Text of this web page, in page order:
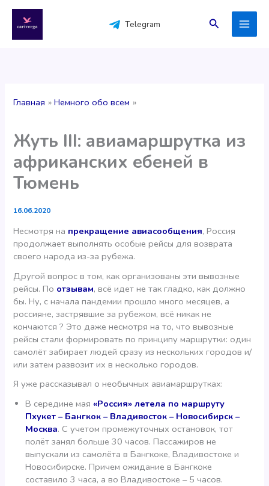
содержимому
Telegram Поиск
Главная Немного обо всем
Жуть III: авиамаршрутка из
африканских ебеней в
Тюмень
16.06.2020
Несмотря на прекращение авиасообщения, Россия
продолжает выполнять особые рейсы для возврата
своего народа из-за рубежа.
Другой вопрос в том, как организованы эти вывозные
рейсы. По отзывам, всё идет не так гладко, как должно
бы. Ну, с начала пандемии прошло много месяцев, а
россияне, застрявшие за рубежом, всё никак не
кончаются ? Это даже несмотря на то, что вывозные
рейсы стали формировать по принципу маршрутки: один
самолёт забирает людей сразу из нескольких городов и/
или затем развозит их в несколько городов.
Я уже рассказывал о необычных авиамаршрутках:
В середине мая«Россия» летела по маршруту
Пхукет – Бангкок – Владивосток – Новосибирск –
Москва. С учетом промежуточных остановок, тот
полёт занял больше 30 часов. Пассажиров не
выпускали из самолёта в Бангкоке, Владивостоке и
Новосибирске. Причем ожидание в Бангкоке
составило 3 часа, а во Владивостоке – 5 часов.